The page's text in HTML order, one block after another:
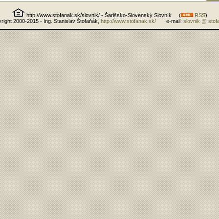
http://www.stofanak.sk/slovnik/ - Šarišsko-Slovenský Slovník ( RSS)
2000-2015 - Ing. Stanislav Štofaňák,
http://www.stofanak.sk/e-mail: slovnik @